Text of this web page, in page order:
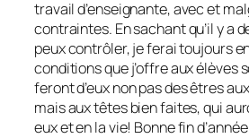
travail d’enseignante, avec et
contraintes. En sachant qu’il y a
peux contrôler, je ferai toujours
conditions que j’offre aux élèves
feront d’eux non pas des êtres
mais aux têtes bien faites, qui
eux et en la vie! Bonne fin